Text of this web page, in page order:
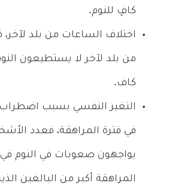
كافٍ للنوم.
اختلاف الساعات من بلد
من بلد لآخر لا يستطيعون
كاف.
التغير النفسي بسبب اضطراب
في فترة المراهقة، فعدد
يواجهون صعوبات في النوم في
المراهقة أكبر من البالغين